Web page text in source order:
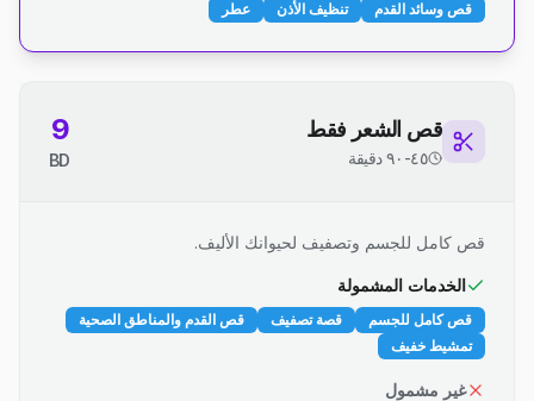
قص وسائد القدم
تنظيف الأذن عطر
قص الشعر فقط
٤٥-٩٠ دقيقة
9
BD
قص كامل للجسم وتصفيف لحيوانك الأليف.
الخدمات المشمولة
قص كامل للجسم قصة تصفيف
قص القدم والمناطق الصحية
تمشيط خفيف
غير مشمول